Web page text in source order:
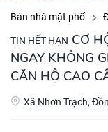
Bán nhà mặt phố
TIN HẾT HẠN CƠ
NGAY KHÔNG
CĂN HỘ CAO
Xã Nhơn Trạch,